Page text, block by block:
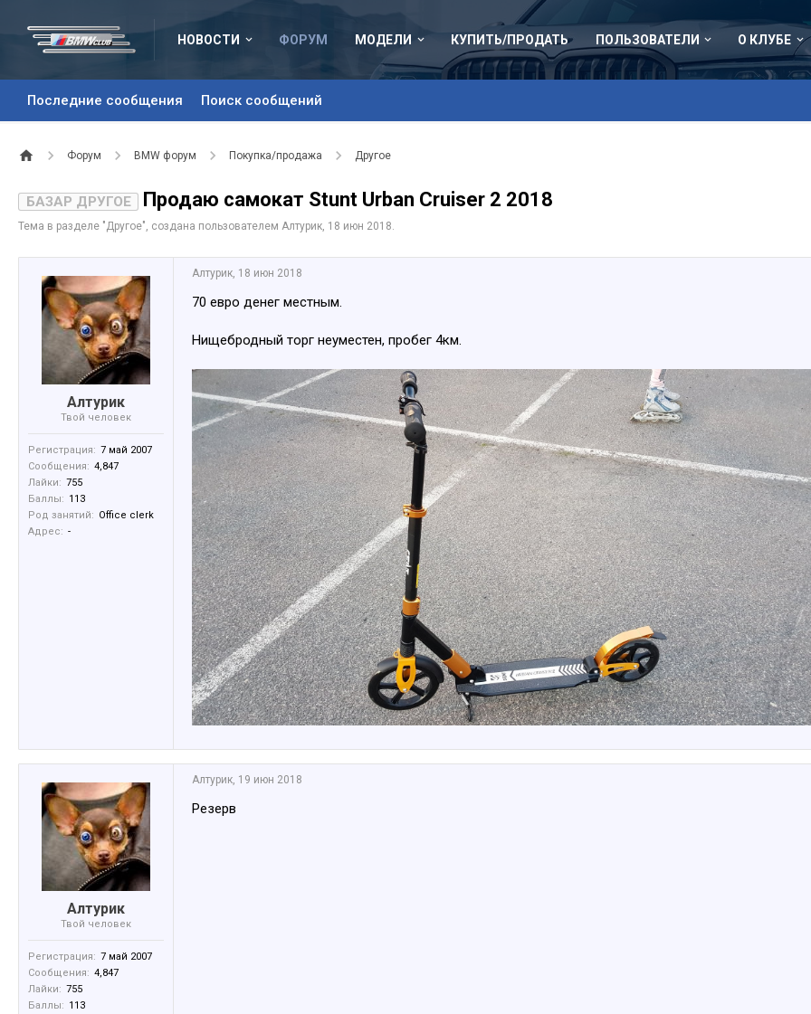
НОВОСТИ ФОРУМ
Последние сообщения Поиск сообщений
МОДЕЛИ КУПИТЬ/ПРОДАТЬ ПОЛЬЗОВАТЕЛИ О КЛУБЕ
Форум BMW форум Покупка/продажа Другое
БАЗАР ДРУГОЕ Продаю самокат Stunt Urban Cruiser 2 2018
Тема в разделе "Другое", создана пользователем Алтурик, 18 июн 2018.
Алтурик
Твой человек
Регистрация: 7 май 2007
Сообщения: 4,847
Лайки: 755
Баллы: 113
Род занятий: Office clerk
Адрес: -
Алтурик, 18 июн 2018
70 евро денег местным.
Нищебродный торг неуместен, пробег 4км.
Алтурик
Твой человек
Регистрация: 7 май 2007
Сообщения: 4,847
Лайки: 755
Баллы: 113
Алтурик 19 июн 2018
Резерв